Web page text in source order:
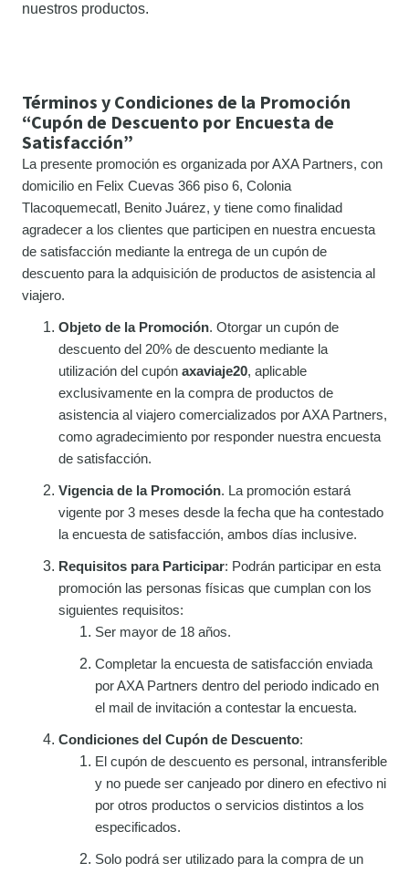
nuestros productos.
Términos y Condiciones de la Promoción
“Cupón de Descuento por Encuesta de
Satisfacción”
La presente promoción es organizada por AXA Partners, con
domicilio en Felix Cuevas 366 piso 6, Colonia
Tlacoquemecatl, Benito Juárez, y tiene como finalidad
agradecer a los clientes que participen en nuestra encuesta
de satisfacción mediante la entrega de un cupón de
descuento para la adquisición de productos de asistencia al
viajero.
Objeto de la Promoción. Otorgar un cupón de
descuento del 20% de descuento mediante la
utilización del cupón axaviaje20, aplicable
exclusivamente en la compra de productos de
asistencia al viajero comercializados por AXA Partners,
como agradecimiento por responder nuestra encuesta
de satisfacción.
Vigencia de la Promoción. La promoción estará
vigente por 3 meses desde la fecha que ha contestado
la encuesta de satisfacción, ambos días inclusive.
Requisitos para Participar: Podrán participar en esta
promoción las personas físicas que cumplan con los
siguientes requisitos:
Ser mayor de 18 años.
Completar la encuesta de satisfacción enviada
por AXA Partners dentro del periodo indicado en
el mail de invitación a contestar la encuesta.
Condiciones del Cupón de Descuento:
El cupón de descuento es personal, intransferible
y no puede ser canjeado por dinero en efectivo ni
por otros productos o servicios distintos a los
especificados.
Solo podrá ser utilizado para la compra de un